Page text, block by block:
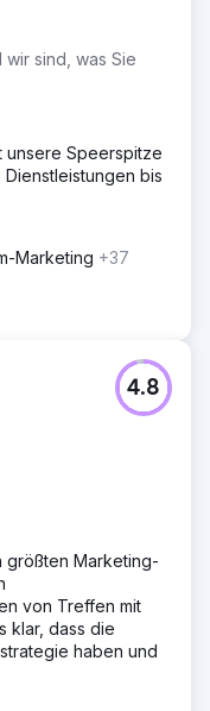
sind, was Sie
unsere Speerspitze
bis
Marketing +37
4.8
größten Marketing-
von Treffen mit
klar, dass die
haben und